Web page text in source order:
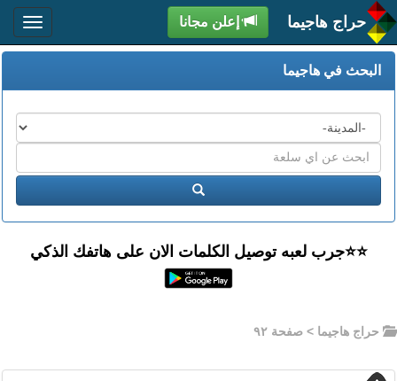
حراج هاجيما إعلن مجانا
البحث في هاجيما
المدن
اكتب
عبارة
البحث
ابحث
⭐️⭐جرب لعبه توصيل الكلمات الان على هاتفك الذكي
حراج هاجيما > صفحة ٩٢